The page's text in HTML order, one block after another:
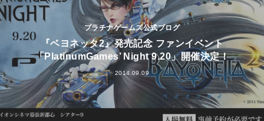
会社情報トップ
会社概要
社長メッセージ
社名について
パーパス ＆ バリュー
会社からのお知らせ
WORKS
すべてのタイトル
ミュータントタートルズ：ラスト・ローニン
NINJA GAIDEN 4
ベヨネッタ オリジンズ:
セレッサと迷子の悪魔
MAGAZINE
RECRUIT
WORK ENVIRONMENT
プラチナゲームズ公式ブログ
『ベヨネッタ2』発売記念 ファンイベント
「PlatinumGames’ Night 9.20」開催決定！
2014.09.09